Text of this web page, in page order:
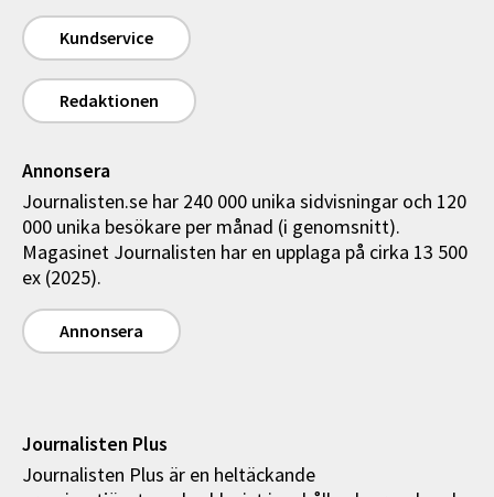
Kundservice
Redaktionen
Annonsera
Journalisten.se har 240 000 unika sidvisningar och 120
000 unika besökare per månad (i genomsnitt).
Magasinet Journalisten har en upplaga på cirka 13 500
ex (2025).
Annonsera
Journalisten Plus
Journalisten Plus är en heltäckande